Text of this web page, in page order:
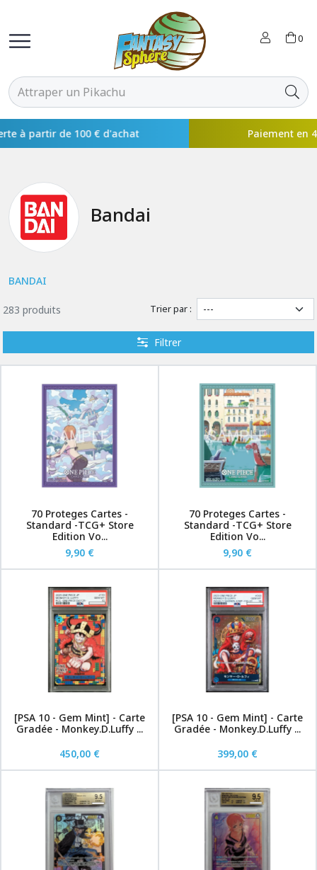
0
Paiement en 4x disponible avec
Bandai
BANDAI
283 produits Trier par :
Filtrer
70 Proteges Cartes -
Standard -TCG+ Store
Edition Vo...
9,90 €
70 Proteges Cartes -
Standard -TCG+ Store
Edition Vo...
9,90 €
[PSA 10 - Gem Mint] - Carte
Gradée - Monkey.D.Luffy ...
450,00 €
[PSA 10 - Gem Mint] - Carte
Gradée - Monkey.D.Luffy ...
399,00 €